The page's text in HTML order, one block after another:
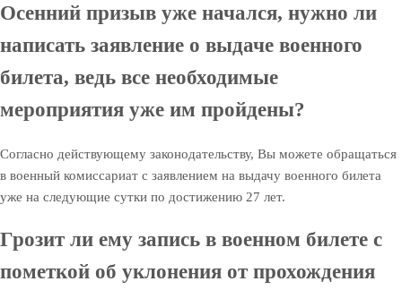
Осенний призыв уже начался, нужно ли
написать заявление о выдаче военного
билета, ведь все необходимые
мероприятия уже им пройдены?
Согласно действующему законодательству, Вы можете обращаться
в военный комиссариат с заявлением на выдачу военного билета
уже на следующие сутки по достижению 27 лет.
Грозит ли ему запись в военном билете с
пометкой об уклонения от прохождения